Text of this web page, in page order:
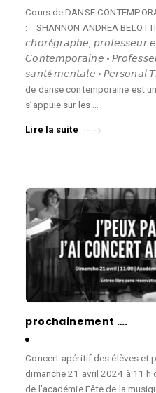
Cours de DANSE
: SHANNON ANDREA
𝘤𝘩𝘰𝘳é𝘨𝘳𝘢𝘱𝘩𝘦, 𝘱𝘳𝘰𝘧𝘦𝘴𝘴𝘦𝘶𝘳
𝘊𝘰𝘯𝘵𝘦𝘮𝘱𝘰𝘳𝘢𝘪𝘯𝘦 •
𝘴𝘢𝘯𝘵é 𝘮𝘦𝘯𝘵𝘢𝘭𝘦 • 𝘗𝘦𝘳𝘴𝘰𝘯𝘢𝘭
de danse contemporaine est
s’appuie sur les …
Lire la suite
prochainement ….
Concert-apéritif des élèves et
dimanche 21 avril 2024 à 11 h
de l’académie Fête de la